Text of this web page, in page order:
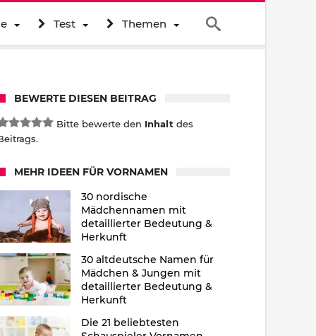
Test Themen
BEWERTE DIESEN BEITRAG
Bitte bewerte den Inhalt des
MEHR IDEEN FÜR VORNAMEN
30 nordische
Mädchennamen mit
detaillierter Bedeutung &
Herkunft
30 altdeutsche Namen für
Mädchen & Jungen mit
detaillierter Bedeutung &
Herkunft
Die 21 beliebtesten